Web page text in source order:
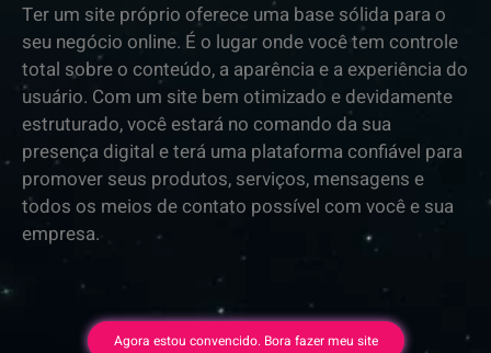
Ter um site próprio oferece uma base sólida para o
seu negócio online. É o lugar onde você tem controle
total sobre o conteúdo, a aparência e a experiência do
usuário. Com um site bem otimizado e devidamente
estruturado, você estará no comando da sua
presença digital e terá uma plataforma confiável para
promover seus produtos, serviços, mensagens e
todos os meios de contato possível com você e sua
empresa.
Agora estou convencido. Bora fazer meu site